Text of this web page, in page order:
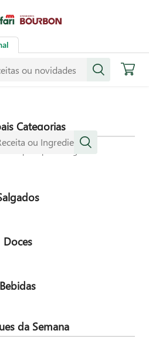
mil receitas
Categorias
principais categorias
Doces
Bebidas
da Semana